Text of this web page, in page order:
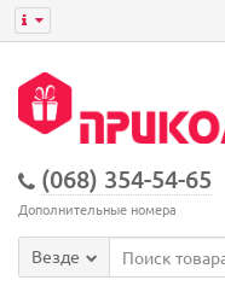
(068) 354-54-65
Дополнительные номера
Везде